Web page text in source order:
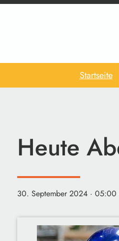
Startseite
Heute
30. September 2024 · 05:00